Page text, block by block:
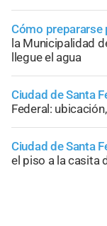
Cómo prepararse
la Municipalidad
llegue el agua
Ciudad de Santa
Federal:
Ciudad de Santa
el piso a la casita